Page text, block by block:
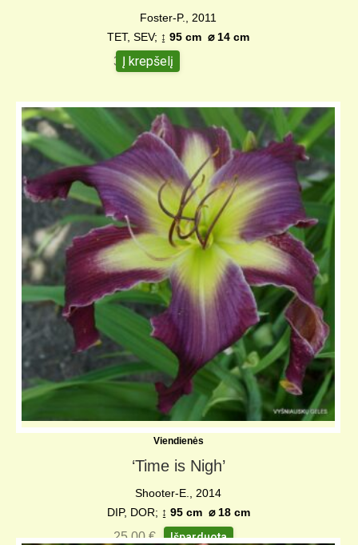
Foster-P., 2011
TET, SEV; ↨ 95 cm ⌀14 cm
38,00€
Į krepšelį
Viendienės
‘Time is Nigh’
Shooter-E., 2014
DIP, DOR; ↨ 95 cm ⌀18 cm
25,00€ Išparduota